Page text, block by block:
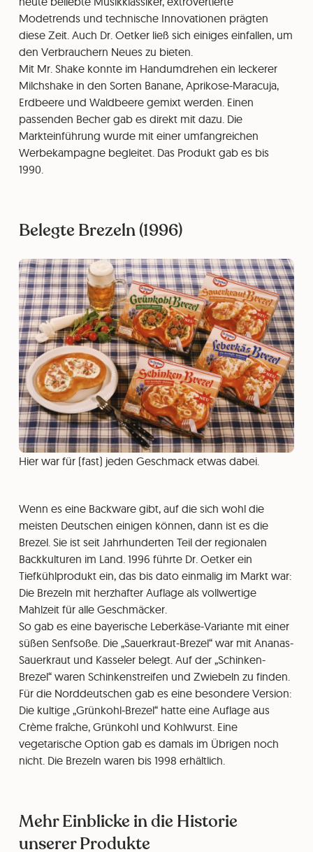
Modetrends und technische Innovationen prägten
diese Zeit. Auch Dr. Oetker ließ sich einiges einfallen, um
den Verbrauchern Neues zu bieten.
Mit Mr. Shake konnte im Handumdrehen ein leckerer
Milchshake in den Sorten Banane, Aprikose-Maracuja,
Erdbeere und Waldbeere gemixt werden. Einen
passenden Becher gab es direkt mit dazu. Die
Markteinführung wurde mit einer umfangreichen
Werbekampagne begleitet. Das Produkt gab es bis
1990.
Belegte Brezeln (1996)
Hier war für (fast) jeden Geschmack etwas dabei.
Wenn es eine Backware gibt, auf die sich wohl die
meisten Deutschen einigen können, dann ist es die
Brezel. Sie ist seit Jahrhunderten Teil der regionalen
Backkulturen im Land. 1996 führte Dr. Oetker ein
Tiefkühlprodukt ein, das bis dato einmalig im Markt war:
Die Brezeln mit herzhafter Auflage als vollwertige
Mahlzeit für alle Geschmäcker.
So gab es eine bayerische Leberkäse-Variante mit einer
süßen Senfsoße. Die „Sauerkraut-Brezel“ war mit Ananas-
Sauerkraut und Kasseler belegt. Auf der „Schinken-
Brezel“ waren Schinkenstreifen und Zwiebeln zu finden.
Für die Norddeutschen gab es eine besondere Version:
Die kultige „Grünkohl-Brezel“ hatte eine Auflage aus
Crème fraîche, Grünkohl und Kohlwurst. Eine
vegetarische Option gab es damals im Übrigen noch
nicht. Die Brezeln waren bis 1998 erhältlich.
Mehr Einblicke in die Historie
unserer Produkte